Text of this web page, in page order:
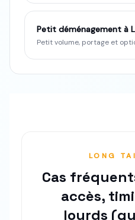
Petit déménagement à
Petit volume, portage et
LONG
Cas
accès,
lourds